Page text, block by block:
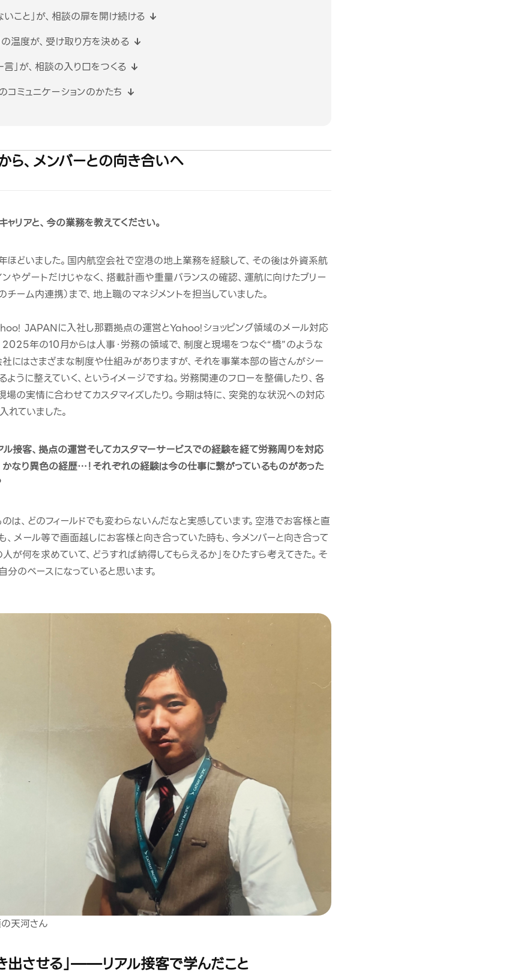
いこと」が、相談の扉を開け続ける
の温度が、受け取り方を決める
言」が、相談の入り口をつくる
コミュニケーションのかたち
ら、メンバーとの向き合いへ
リアと、今の業務を教えてください。
ほどいました。国内航空会社で空港の地上業務を経験して、その後は外資系航
ンやゲートだけじゃなく、搭載計画や重量バランスの確認、運航に向けたブリー
チーム内連携）まで、地上職のマネジメントを担当していました。
JAPANに入社し那覇拠点の運営とYahoo!ショッピング領域のメール対応
2025年の10月からは人事・労務の領域で、制度と現場をつなぐ“橋”のような
社にはさまざまな制度や仕組みがありますが、それを事業本部の皆さんがシー
ように整えていく、というイメージですね。労務関連のフローを整備したり、各
の実情に合わせてカスタマイズしたり。今期は特に、突発的な状況への対応
れていました。
接客、拠点の運営そしてカスタマーサービスでの経験を経て労務周りを対応
かなり異色の経歴…！それぞれの経験は今の仕事に繋がっているものがあった
は、どのフィールドでも変わらないんだなと実感しています。空港でお客様と直
、メール等で画面越しにお客様と向き合っていた時も、今メンバーと向き合って
が何を求めていて、どうすれば納得してもらえるか」をひたすら考えてきた。そ
分のベースになっていると思います。
天河さん
出させる」——リアル接客で学んだこと